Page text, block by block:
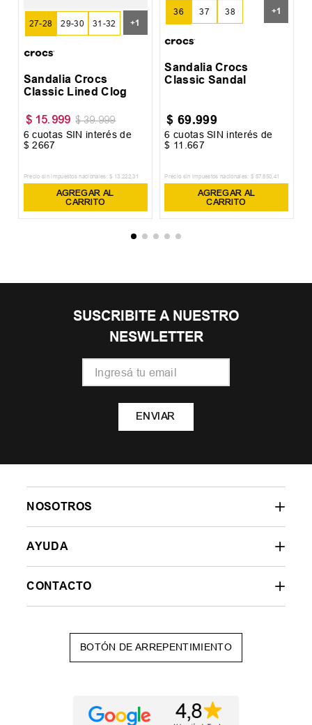
27-28 29-30 31-32 +1
Sandalia Crocs
Classic Lined Clog
$ 15. 999 $ 39.999
6 cuotas SIN interés de
$ 2667
Precio sin impuestos nacionales: $ 13 .222,31
AGREGAR AL
CARRITO
36 37 38 +1
Sandalia Crocs
Classic Sandal
$ 69.999
6 cuotas SIN interés de
$ 11 .667
Precio sin impuestos nacionales: $ 57.850,41
AGREGAR AL
CARRITO
SUSCRIBITE A NUESTRO
NESWLETTER
ENVIAR
NOSOTROS
AYUDA
CONTACTO
BOTÓN DE ARREPENTIMIENTO